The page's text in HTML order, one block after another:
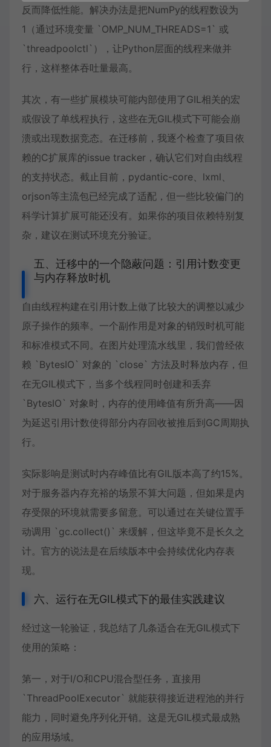
反而降低性能。解决办法是把NumPy的线程数设为
1（通过环境变量 `OMP_NUM_THREADS=1` 或
`threadpoolctl`），让Python层面的线程来做并
行，这样整体吞吐量最高。
其次，有一些扩展模块可能内部使用了GIL相关的宏
或假设了单线程执行，这些在无GIL模式下可能会崩
溃或出现数据竞态。在迁移前，我逐个检查了项目依
赖的C扩展库的issue tracker，确认它们对自由线程
的支持状态。截止目前，pydantic-core、lxml、
orjson等主流包已经完成了适配，但一些比较偏门的
科学计算扩展可能还没有。如果你的项目依赖特别复
杂，建议在测试环境充分验证。
五、迁移中的一个隐蔽问题：引用计数变更
与内存释放时机
自由线程构建在引用计数上做了比较大的调整以减少
原子操作的频率。一个副作用是对象的销毁时机可能
和标准模式不同。在图片处理流水线里，我们曾经依
赖 `BytesIO` 对象的 `close` 方法及时释放内存，但
在无GIL模式下，当多个线程同时创建和丢弃
`BytesIO` 对象时，内存的使用峰值有所升高——因
为延迟引用计数使得部分内存回收被推后到GC周期执
行。
实际影响是测试时内存峰值比有GIL版本高了约15%。
对于服务器内存充裕的场景不算大问题，但如果是内
存受限的环境就需要多留意。可以通过在关键位置手
动调用 `gc.collect()` 来缓解，但这毕竟不是长久之
计。官方的说法是在后续版本中会持续优化内存表
现。
六、运行在无GIL模式下的最佳实践建议
经过这一轮验证，我总结了几条适合在无GIL模式下
使用的策略：
第一，对于I/O和CPU混合型任务，直接用
`ThreadPoolExecutor` 就能获得接近进程池的并行
能力，同时避免序列化开销。这是无GIL模式最成熟
的应用场域。